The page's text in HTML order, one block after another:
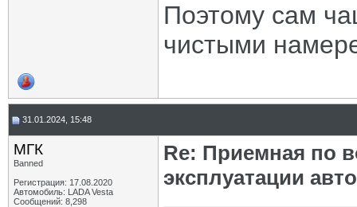
Поэтому сам
чистыми
31.01.2024, 15:48
МГК
Banned
Регистрация: 17.08.2020
Автомобиль: LADA Vesta
Сообщений: 8,298
Re: Приемная по
эксплуатации